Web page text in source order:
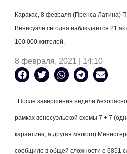
Каракас, 8 февраля (Пренса Латина)
Венесуэле сегодня наблюдается 21
100 000 жителей.
8 февраля, 2021 | 14:10
После завершения недели
рамках венесуэльской схемы 7 + 7
карантина, а другая мягкого)
сообщило в общей сложности о 6851